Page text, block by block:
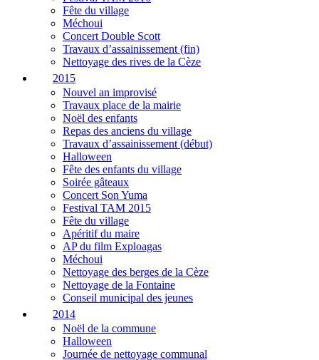
Fête du village
Méchoui
Concert Double Scott
Travaux d’assainissement (fin)
Nettoyage des rives de la Cèze
2015
Nouvel an improvisé
Travaux place de la mairie
Noël des enfants
Repas des anciens du village
Travaux d’assainissement (début)
Halloween
Fête des enfants du village
Soirée gâteaux
Concert Son Yuma
Festival TAM 2015
Fête du village
Apéritif du maire
AP du film Exploagas
Méchoui
Nettoyage des berges de la Cèze
Nettoyage de la Fontaine
Conseil municipal des jeunes
2014
Noël de la commune
Halloween
Journée de nettoyage communal